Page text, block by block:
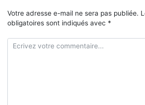
Votre adresse e-mail ne sera pas publiée.
obligatoires sont indiqués avec *